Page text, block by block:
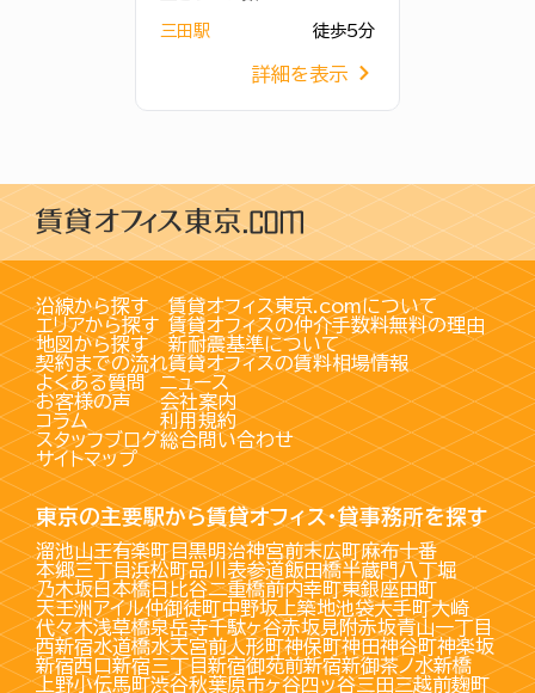
三田駅 徒歩5分
詳細を表示
沿線から探す
エリアから探す
地図から探す
契約までの流れ
賃貸オフィス東京.comについて
賃貸オフィスの仲介手数料無料の理由
新耐震基準について
賃貸オフィスの賃料相場情報
よくある質問
お客様の声
コラム
スタッフブログ
サイトマップ
ニュース
会社案内
利用規約
総合問い合わせ
東京の主要駅から賃貸オフィス・貸事務所を探す
溜池山王有楽町目黒明治神宮前末広町麻布十番
本郷三丁目浜松町品川 表参道飯田橋半蔵門八丁堀
乃木坂日本橋日比谷二重橋前内幸町東銀座田町
天王洲アイル仲御徒町中野坂上築地池袋大手町大崎
代々木浅草橋泉岳寺千駄ヶ谷赤坂見附赤坂青山一丁目
西新宿水道橋水天宮前人形町神保町神田神谷町神楽坂
新宿西口新宿三丁目新宿御苑前新宿新御茶ノ水新橋
上野小伝馬町渋谷秋葉原市ヶ谷四ッ谷三田三越前麹町